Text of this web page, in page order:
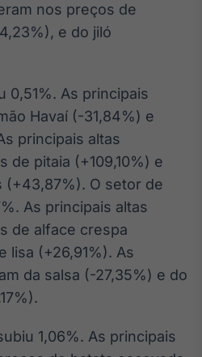
Broadcast
White Label
personalizados
Broadcast
OTC
Plataforma para
negociação de
ativos
Broadcast
Datafeed
conteúdos e
dados
nos preços de
e do jiló
0,51%. As principais
Havaí (-31,84%) e
principais altas
de pitaia (+109,10%) e
(+43,87%). O setor de
As principais altas
de alface crespa
lisa (+26,91%). As
da salsa (-27,35%) e do
1,06%. As principais